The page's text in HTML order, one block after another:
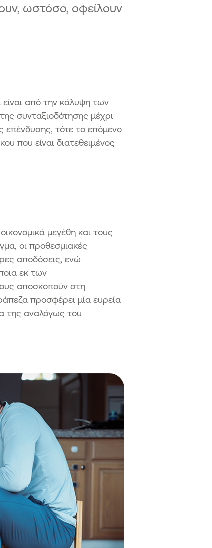
ωστόσο, οφείλουν
από την κάλυψη των
συνταξιοδότησης μέχρι
επένδυσης, τότε το επόμενο
που είναι διατεθειμένος
μεγέθη και τους
οι προθεσμιακές
αποδόσεις, ενώ
εκ των
αποσκοπούν στη
προσφέρει μία ευρεία
της αναλόγως του